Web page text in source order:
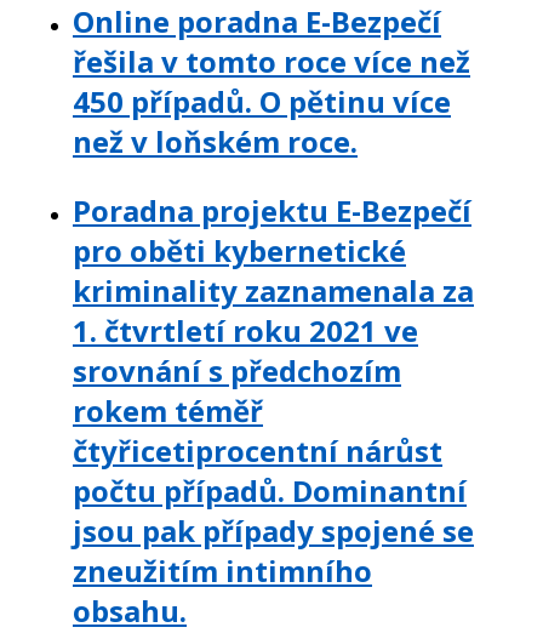
Online poradna E-Bezpečí
řešila v tomto roce více než
450 případů. O pětinu více
než v loňském roce.
Poradna projektu E-Bezpečí
pro oběti kybernetické
kriminality zaznamenala za
1. čtvrtletí roku 2021 ve
srovnání s předchozím
rokem téměř
čtyřicetiprocentní nárůst
počtu případů. Dominantní
jsou pak případy spojené se
zneužitím intimního
obsahu.